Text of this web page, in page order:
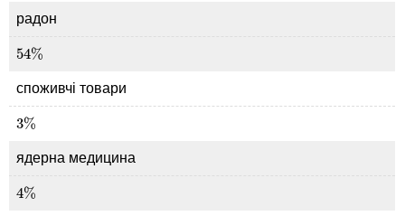
радон
54%
54%
споживчі товари
3%
3%
ядерна медицина
4%
4%